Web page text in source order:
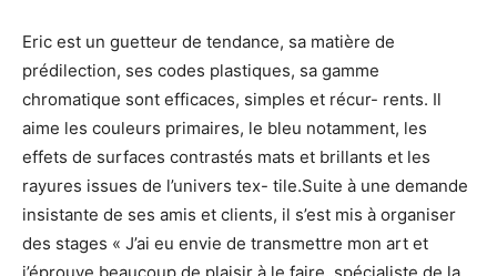
Eric est un guetteur de tendance, sa matière de
prédilection, ses codes plastiques, sa gamme
chromatique sont efficaces, simples et récur- rents. Il
aime les couleurs primaires, le bleu notamment, les
effets de surfaces contrastés mats et brillants et les
rayures issues de l’univers tex- tile.Suite à une demande
insistante de ses amis et clients, il s’est mis à organiser
des stages « J’ai eu envie de transmettre mon art et